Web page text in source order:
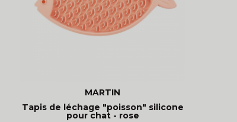
MARTIN
Tapis de léchage "poisson" silicone
pour chat - rose